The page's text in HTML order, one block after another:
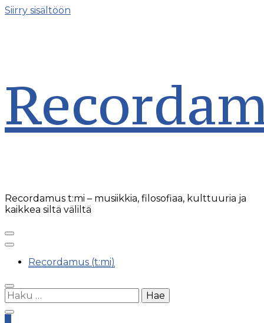
Siirry sisältöön
Recordamus t:mi – musiikkia, filosofiaa, kulttuuria ja
kaikkea siltä väliltä
Recordamus (t:mi)
Haku: